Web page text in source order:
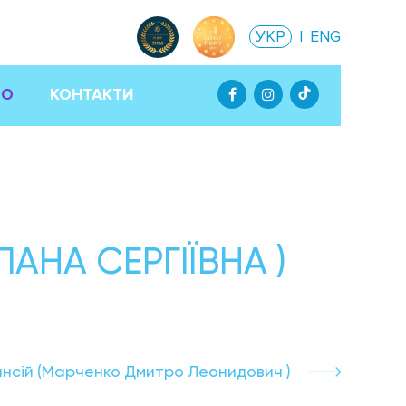
КОНТАКТИ
УКР | ENG
СЕРГІЇВНА )
(Марченко Дмитро Леонидович )